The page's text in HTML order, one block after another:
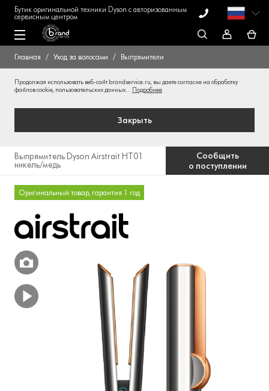
Бутик оригинальной техники Dyson с авторизованным
сервисным центром
Главная Уход за волосами Выпрямители
Продолжая использовать веб-сайт brandservice.ru, вы даете согласие на обработку
файлов cookie, пользовательских данных... Подробнее
Закрыть
Выпрямитель Dyson Airstrait HT01
никель/медь
Сообщить
о поступлении
Оригинальный товар, гарантия 1 год